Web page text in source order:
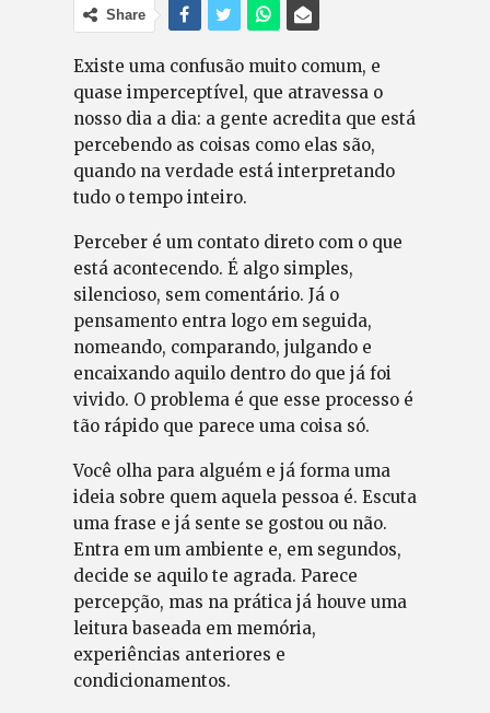
Share
Existe uma confusão muito comum, e
quase imperceptível, que atravessa o
nosso dia a dia: a gente acredita que está
percebendo as coisas como elas são,
quando na verdade está interpretando
tudo o tempo inteiro.
Perceber é um contato direto com o que
está acontecendo. É algo simples,
silencioso, sem comentário. Já o
pensamento entra logo em seguida,
nomeando, comparando, julgando e
encaixando aquilo dentro do que já foi
vivido. O problema é que esse processo é
tão rápido que parece uma coisa só.
Você olha para alguém e já forma uma
ideia sobre quem aquela pessoa é. Escuta
uma frase e já sente se gostou ou não.
Entra em um ambiente e, em segundos,
decide se aquilo te agrada. Parece
percepção, mas na prática já houve uma
leitura baseada em memória,
experiências anteriores e
condicionamentos.